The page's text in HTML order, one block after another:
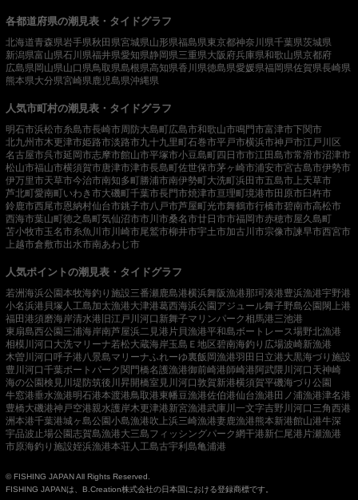
各都道府県の潮見表・タイドグラフ
北海道青森県岩手県秋田県宮城県山形県福島県東京都神奈川県千葉県茨城県
新潟県富山県石川県福井県愛知県静岡県三重県大阪府兵庫県和歌山県京都府
広島県岡山県山口県鳥取県島根県高知県香川県徳島県愛媛県福岡県佐賀県長崎県
熊本県大分県宮崎県 鹿児島県沖縄県
人気市町村の潮見表・タイドグラフ
明石市浜松市糸島市長崎市周防大島町広島市和歌山市鳴門市富津市下関市
北九州市木更津市姫路市淡路市九十九里町石巻市平戸市横浜市神戸市江戸川区
名古屋市呉市延岡市志摩市館山市平塚市小豆島町四日市市江田島市常滑市沼津市
松山市福山市横須賀市唐津市津市長島町佐世保市茅ヶ崎市浦安市宮古島市伊勢市
伊万里市天草市今治市南知多町勝浦市南伊勢町大洗町浜田市五島市 上天草市
芦北町愛南町いわき市大磯町千葉市長門市焼津市亘理町境港市田原市臼杵市
鈴鹿市西尾市恩納村仙台市銚子市八戸市芦屋町光市舞鶴市行橋市碧南市高松市
西海市葉山町徳之島町気仙沼市市川市桑名市廿日市市福岡市赤穂市屋久島町
苫小牧市玉名市糸魚川市 川崎市尾鷲市柳井市宇土市加古川市宗像市諫早市西宮市
上越市倉敷市出水市南あわじ市
人気ポイントの潮見表・タイドグラフ
若洲海浜公園本牧海釣り施設三番瀬 鹿島港横浜舞阪漁港那珂湊港豊浜漁港宇野港
小名浜港 貝塚人工島加太漁港大津港葛西海浜公園アジュール舞子野島公園閖上港
福田港須磨海岸清水港 旧江戸川河口 新舞子マリンパーク相馬港三池港
東扇島西公園三浦海岸南芦屋浜二見港 片貝漁港平和島ボートレース場野北漁港
相模川河口 大洗マリーナ若松大蔵海岸玉島Ｅ地区碧南海釣り広場波崎新漁港
木曽川河口呼子港 八景島マリーナふれーゆ裏飯岡漁港羽田 日立港大黒海づり施設
豊川河口千葉ポートパーク関門橋名護漁港御前崎港師崎港阿武隈川河口 天神崎
海の公園検見川堤防筑後川昇開橋室見川河口敦賀新港横須賀平磯海づり公園
牛窓港垂水漁港明石港本渡港鳥取港東幡豆漁港佐伯港仙台漁港田ノ浦漁港津名港
豊橋大磯港神戸空港親水護岸木更津港新宮漁港武庫川一文字吉野川河口 三角西港
洲本港千葉港城ヶ島公園小島漁港吹上浜三崎漁港妻鹿漁港熊本新港館山港牛深
宇品波止場公園志賀島漁港大三島フィッシングパーク網干港新仁尾港 片瀬漁港
市原海釣り施設姪浜漁港本荘人工島古宇利島亀浦港
© FISHING JAPAN All Rights Reserved.
FISHING JAPANは、B.Creation株式会社の日本国における登録商標です。